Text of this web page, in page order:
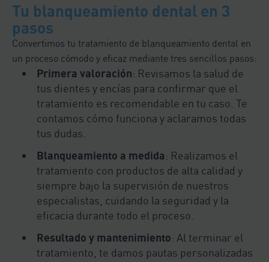
Tu blanqueamiento dental en 3
pasos
Convertimos tu tratamiento de blanqueamiento dental en
un proceso cómodo y eficaz mediante tres sencillos pasos:
Primera valoración: Revisamos la salud de
tus dientes y encías para confirmar que el
tratamiento es recomendable en tu caso. Te
contamos cómo funciona y aclaramos todas
tus dudas.
Blanqueamiento a medida: Realizamos el
tratamiento con productos de alta calidad y
siempre bajo la supervisión de nuestros
especialistas, cuidando la seguridad y la
eficacia durante todo el proceso.
Resultado y mantenimiento: Al terminar el
tratamiento, te damos pautas personalizadas